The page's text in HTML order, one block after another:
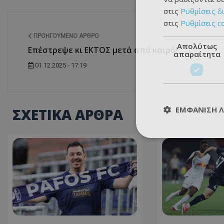
ΠΡΟΗΓΟΎΜΕΝΟ ΆΡΘΡΟ
Επέστρεψε κι ΕΚΤΟΣ μετά από καιρό!
01.12.2025 - 17:19
ΣΧΕΤΙΚΑ ΑΡΘΡΑ
στις Ρυθμίσεις
στις Ρυθμίσεις
Απολύτως
απαραίτητα
ΕΜΦΆΝΙΣΗ